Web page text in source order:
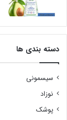
دسته بندی ها
سیسمونی
نوزاد
پوشک